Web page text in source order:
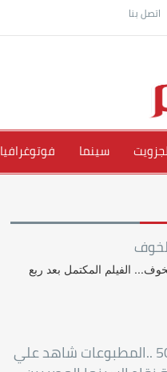
اتصل بنا
سينما فوتوغرافيا
الفيلم المكتمل بعد ربع
عامأ 50 ..المطبوعات شاهد علي